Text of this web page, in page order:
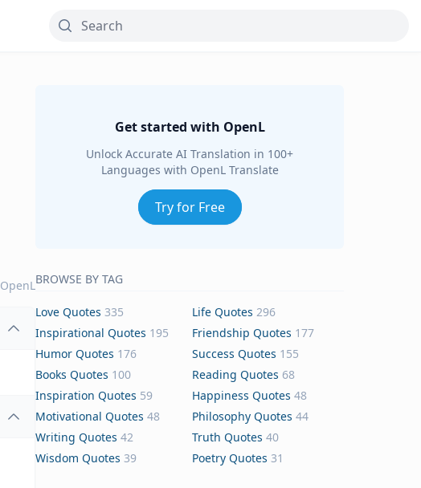
OpenL
Get started with OpenL
Unlock Accurate AI Translation in 100+
Languages with OpenL Translate
Try for Free
BROWSE BY TAG
Love Quotes 335 Life Quotes 296
Inspirational Quotes 195 Friendship Quotes 177
Humor Quotes 176 Success Quotes 155
Books Quotes 100 Reading Quotes 68
Inspiration Quotes 59 Happiness Quotes 48
Motivational Quotes 48 Philosophy Quotes 44
Writing Quotes 42 Truth Quotes 40
Wisdom Quotes 39 Poetry Quotes 31